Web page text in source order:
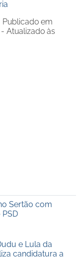
Publicado em
Atualizado às
Sertão com
e Lula da
candidatura a